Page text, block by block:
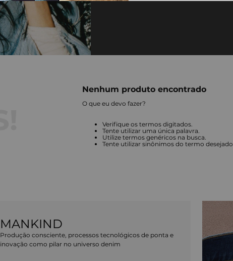
Nenhum produto encontrado
O que eu devo fazer?
Verifique os termos digitados.
Tente utilizar uma única palavra.
Utilize termos genéricos na busca.
Tente utilizar sinônimos do termo desejado.
MANKIND
Produção consciente, processos tecnológicos de ponta e
inovação como pilar no universo denim